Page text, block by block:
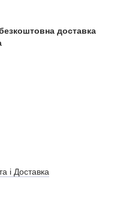
доставка
і Доставка